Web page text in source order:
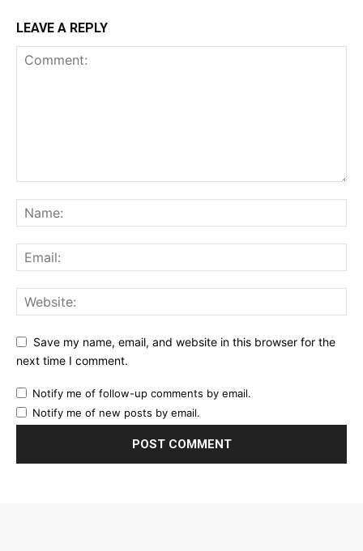
LEAVE A REPLY
Save my name, email, and website in this browser for the
next time I comment.
Notify me of follow-up comments by email.
Notify me of new posts by email.